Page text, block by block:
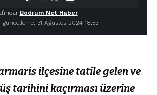
güncelleme: 31 Ağustos 2024 18:53
Bodrum Net Haber
ilçesine tatile gelen ve
tarihini kaçırması üzerine